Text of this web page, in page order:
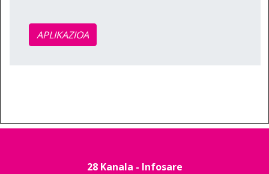
APLIKAZIOA
28 Kanala - Infosare